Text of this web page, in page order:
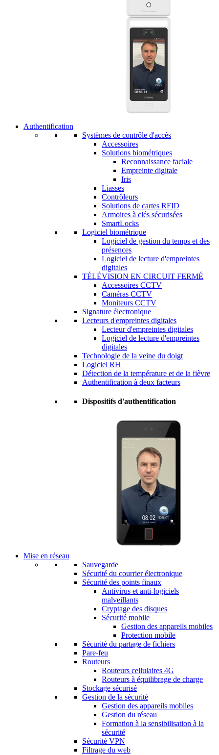
Authentification
Systèmes de contrôle d'accès
Accessoires
Solutions biométriques
Reconnaissance faciale
Empreinte digitale
Iris
Liasses
Contrôleurs
Solutions de cartes RFID
Armoires à clés sécurisées
SmartLocks
Logiciel biométrique
Logiciel de gestion du temps et des
présences
Logiciel de lecture d'empreintes
digitales
TÉLÉVISION EN CIRCUIT FERMÉ
Accessoires CCTV
Caméras CCTV
Moniteurs CCTV
Signature électronique
Lecteurs d'empreintes digitales
Lecteur d'empreintes digitales
Logiciel de lecture d'empreintes
digitales
Technologie de la veine du doigt
Logiciel RH
Détection de la température et de la fièvre
Authentification à deux facteurs
Dispositifs d'authentification
Mise en réseau
Sauvegarde
Sécurité du courrier électronique
Sécurité des points finaux
Antivirus et anti-logiciels
malveillants
Cryptage des disques
Sécurité mobile
Gestion des appareils mobiles
Protection mobile
Sécurité du partage de fichiers
Pare-feu
Routeurs
Routeurs cellulaires 4G
Routeurs à équilibrage de charge
Stockage sécurisé
Gestion de la sécurité
Gestion des appareils mobiles
Gestion du réseau
Formation à la sensibilisation à la
sécurité
Sécurité VPN
Filtrage du web